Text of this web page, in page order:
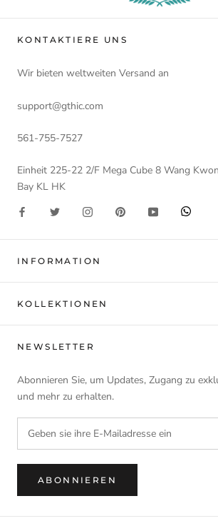
KONTAKTIERE UNS
Wir bieten weltweiten Versand an
support@gthic.com
561-755-7527
Einheit 225-22 2/F Mega Cube 8 Wang
Bay KL HK
INFORMATION
KOLLEKTIONEN
NEWSLETTER
Abonnieren Sie, um Updates, Zugang zu
und mehr zu erhalten.
ABONNIEREN